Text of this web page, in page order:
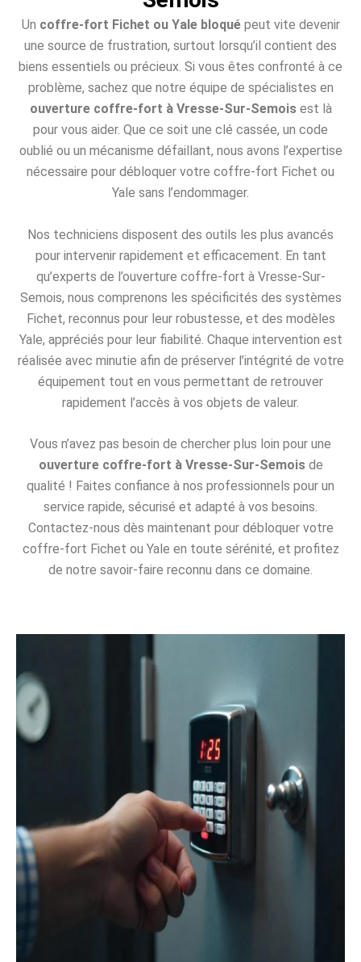
Un coffre-fort Fichet ou Yale bloquépeut vite devenir
une source de frustration, surtout lorsqu’il contient des
biens essentiels ou précieux. Si vous êtes confronté à ce
problème, sachez que notre équipe de spécialistes en
ouverture coffre-fort à Vresse-Sur-Semoisest là
pour vous aider. Que ce soit une clé cassée, un code
oublié ou un mécanisme défaillant, nous avons l’expertise
nécessaire pour débloquer votre coffre-fort Fichet ou
Yale sans l’endommager.
Nos techniciens disposent des outils les plus avancés
pour intervenir rapidement et efficacement. En tant
qu’experts de l’ouverture coffre-fort à Vresse-Sur-
Semois, nous comprenons les spécificités des systèmes
Fichet, reconnus pour leur robustesse, et des modèles
Yale, appréciés pour leur fiabilité. Chaque intervention est
réalisée avec minutie afin de préserver l’intégrité de votre
équipement tout en vous permettant de retrouver
rapidement l’accès à vos objets de valeur.
Vous n’avez pas besoin de chercher plus loin pour une
ouverture coffre-fort à Vresse-Sur-Semoisde
qualité ! Faites confiance à nos professionnels pour un
service rapide, sécurisé et adapté à vos besoins.
Contactez-nous dès maintenant pour débloquer votre
coffre-fort Fichet ou Yale en toute sérénité, et profitez
de notre savoir-faire reconnu dans ce domaine.